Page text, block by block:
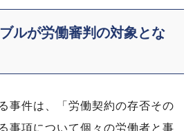
ルが労働審判の対象とな
事件は、「労働契約の存否その
事項について個々の労働者と事